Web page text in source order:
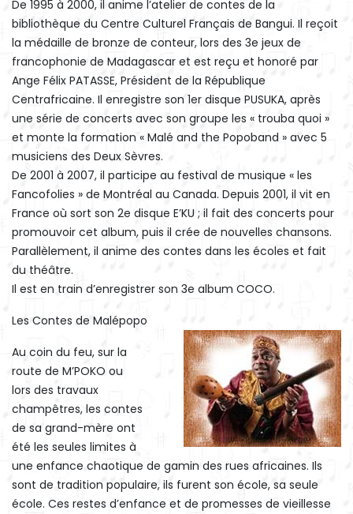
De 1995 à 2000, il anime l’atelier de contes de la
bibliothèque du Centre Culturel Français de Bangui. Il reçoit
la médaille de bronze de conteur, lors des 3e jeux de
francophonie de Madagascar et est reçu et honoré par
Ange Félix PATASSE, Président de la République
Centrafricaine. Il enregistre son 1er disque PUSUKA, après
une série de concerts avec son groupe les « trouba quoi »
et monte la formation « Malé and the Popoband » avec 5
musiciens des Deux Sèvres.
De 2001 à 2007, il participe au festival de musique « les
Fancofolies » de Montréal au Canada. Depuis 2001, il vit en
France où sort son 2e disque E’KU ; il fait des concerts pour
promouvoir cet album, puis il crée de nouvelles chansons.
Parallèlement, il anime des contes dans les écoles et fait
du théâtre.
Il est en train d’enregistrer son 3e album COCO.
Les Contes de Malépopo
Au coin du feu, sur la
route de M’POKO ou
lors des travaux
champêtres, les contes
de sa grand-mère ont
été les seules limites à
une enfance chaotique de gamin des rues africaines. Ils
sont de tradition populaire, ils furent son école, sa seule
école. Ces restes d’enfance et de promesses de vieillesse